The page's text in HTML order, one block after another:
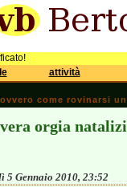
attività
ovvero come rovinarsi
orgia
5 Gennaio 2010, 23:52